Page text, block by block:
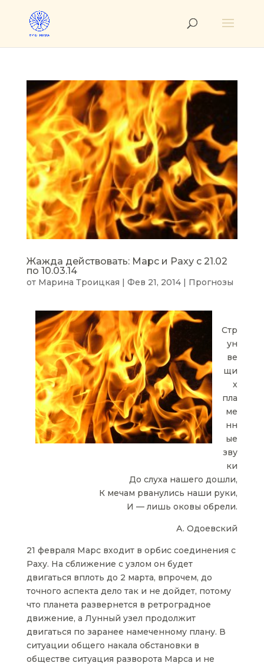
Жажда действовать: Марс и Раху с 21.02
по 10.03.14
от Марина Троицкая | Фев 21, 2014| Прогнозы
Стр
ун
ве
щи
х
пла
ме
нн
ые
зву
ки
До слуха нашего дошли,
К мечам рванулись наши руки,
И — лишь оковы обрели.
А. Одоевский
21 февраля Марс входит в орбис соединения с
Раху. На сближение с узлом он будет
двигаться вплоть до 2 марта, впрочем, до
точного аспекта дело так и не дойдет, потому
что планета развернется в ретроградное
движение, а Лунный узел продолжит
двигаться по заранее намеченному плану. В
ситуации общего накала обстановки в
обществе ситуация разворота Марса и не